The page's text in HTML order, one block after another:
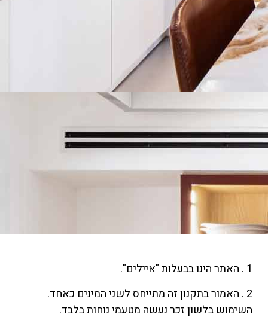
1 . האתר הינו בבעלות "איילים".
2 . האמור בתקנון זה מתייחס לשני המינים כאחד.
השימוש בלשון זכר נעשה מטעמי נוחות בלבד.